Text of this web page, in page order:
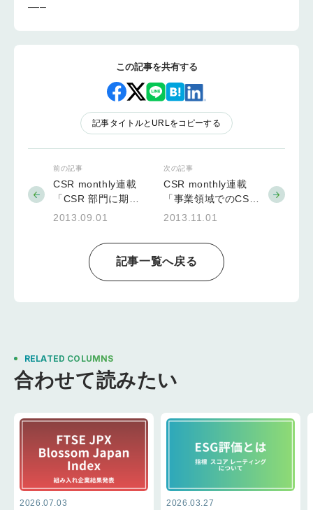
—–
この記事を共有する
記事タイトルとURLをコピーする
前の記事
CSR monthly連載
「CSR 部門に期待
される本来のミッシ
2013.09.01
記事一覧へ戻る
次の記事
CSR monthly連載
「事業領域でのCSV
の活用」
2013.11.01
RELATED COLUMNS
合わせて読みたい
2026.07.03 2026.03.27